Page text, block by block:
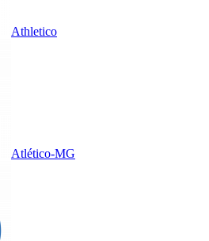
Athletico
Atlético-MG